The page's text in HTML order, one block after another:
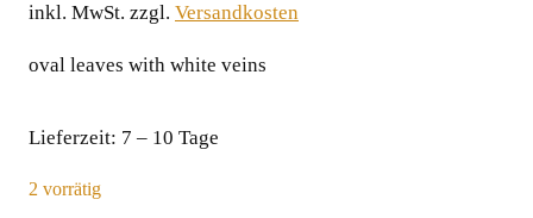
inkl. MwSt. zzgl. Versandkosten
oval leaves with white veins
Lieferzeit: 7 – 10 Tage
2 vorrätig